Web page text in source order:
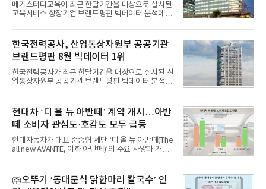
메가스터디교육이 최근 한달기간을 대상으로 실시된
교육서비스 상장기업 브랜드평판 빅데이터 분석에서
일 한국기업평판연구소(소장 구창환)는 국내 교육서
비스 상장기업 브랜드를 대상으로 지난 7월 7일부터
8월 7일까지 수집된 소비자 빅데이터 10,074,233건
을 분석한 결과, 메가스터디교육이 브랜드평판지수
1,710,926을 기록하며 8월 1위에 올랐다고 밝혔다.
분석에 활용된 빅데이터는 지난 7월(9,491,206건) 대
비 6.14% 증가한 수치로, 교육서비스 상장기업 브랜
디교육, 대교, 디지
한국전력공사, 산업통상자원부 공공기관
브랜드평판 8월 빅데이터 1위
한국전력공사가 최근 한달기간을 대상으로 실시된 산
업통상자원부 공공기관 브랜드평판 빅데이터 분석에
이 순으로 뒤를 이었다.7일 한국기업평판연구소(소장
구창환)는 산업통상자원부 공공기관 41개 브랜드를
대상으로 지난 7월 7일부터 8월 7일까지 수집된 소비
자 빅데이터 91,102,549건을 분석한 결과, 한국전력
공사가 브랜드평판지수 10,670,633을 기록하며 8월
1위에 올랐다고 밝혔다. 분석에 활용된 빅데이터는 지
난 7월(88,893,823건) 대비 2.48% 증가한 수치다.연
수력원자력, 한국석
현대차 ‘디 올 뉴 아반떼’ 계약 개시…아반
떼 소비자 관심도·호감도 모두 급등
현대자동차가 대표 준중형 세단 ‘디 올 뉴 아반떼(The
all new AVANTE, 이하 아반떼)’의 주요 사양과 가격
떼는 6년 만에 선보이는 8세대 완전변경 모델로, ▲정
교한 선과 면을 중심으로 완성한 파격적인 디자인 ▲
과거 중형 세단 수준으로 확대된 차체 제원 ▲글로벌
㈜오뚜기 ‘동대문식 닭한마리 칼국수’ 인